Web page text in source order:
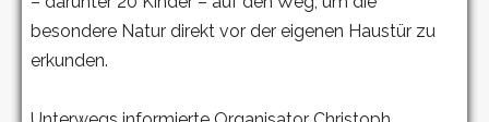
besondere Natur direkt vor der eigenen Haustür zu
erkunden.